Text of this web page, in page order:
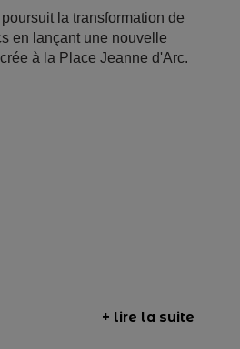
poursuit la transformation de
en lançant une nouvelle
à la Place Jeanne d'Arc.
+ lire la suite